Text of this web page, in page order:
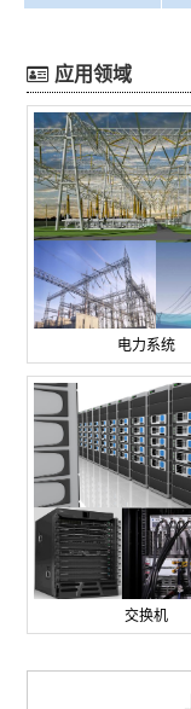
应用领域
电力系统
交换机